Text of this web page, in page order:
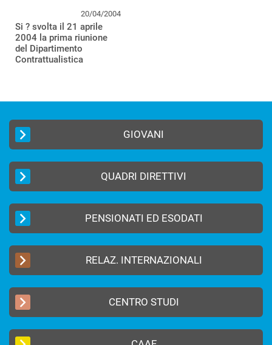
20/04/2004
Si ? svolta il 21 aprile
2004 la prima riunione
del Dipartimento
Contrattualistica
GIOVANI
QUADRI DIRETTIVI
PENSIONATI ED ESODATI
RELAZ. INTERNAZIONALI
CENTRO STUDI